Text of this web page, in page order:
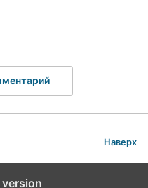
Наверх